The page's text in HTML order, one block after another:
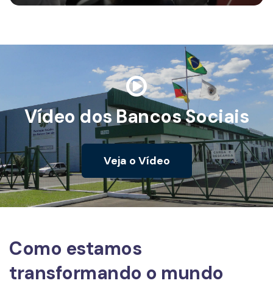
Vídeo dos Bancos Sociais
Veja o Vídeo
Como estamos
transformando o mundo